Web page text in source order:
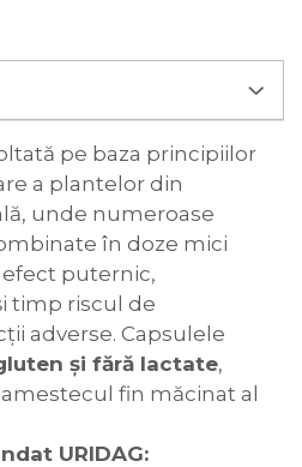
pe baza principiilor
a plantelor din
unde numeroase
în doze mici
puternic,
timp riscul de
adverse. Capsulele
și fără lactate,
fin măcinat al
URIDAG: